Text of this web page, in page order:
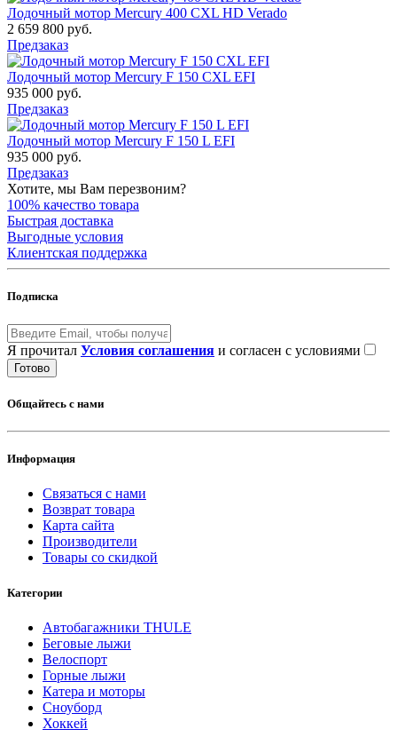
Лодочный мотор Mercury 400 CXL HD Verado
2 659 800 руб.
Предзаказ
Лодочный мотор Mercury F 150 CXL EFI
935 000 руб.
Предзаказ
Лодочный мотор Mercury F 150 L EFI
935 000 руб.
Предзаказ
Хотите, мы Вам перезвоним?
100% качество товара
Быстрая доставка
Выгодные условия
Клиентская поддержка
Подписка
Я прочитал Условия соглашения и согласен с условиями
Готово
Общайтесь с нами
Информация
Связаться с нами
Возврат товара
Карта сайта
Производители
Товары со скидкой
Категории
Автобагажники THULE
Беговые лыжи
Велоспорт
Горные лыжи
Катера и моторы
Сноуборд
Хоккей